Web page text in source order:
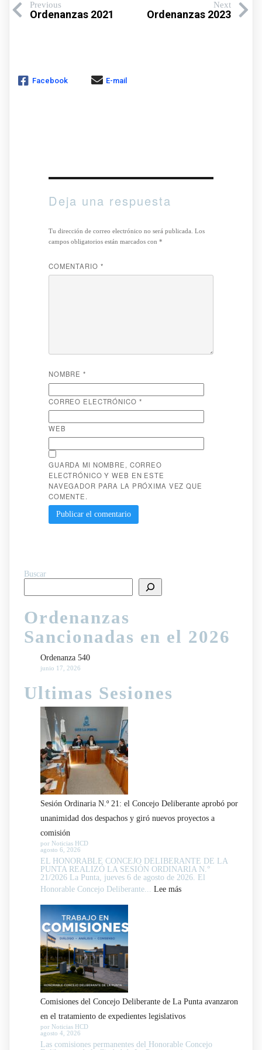
Previous
Ordenanzas 2021
Next
Ordenanzas 2023
Facebook E-mail
Deja una respuesta
Tu dirección de correo electrónico no será publicada. Los
campos obligatorios están marcados con *
COMENTARIO *
NOMBRE*
CORREO ELECTRÓNICO *
WEB
GUARDA MI NOMBRE, CORREO
ELECTRÓNICO Y WEB EN ESTE
NAVEGADOR PARA LA PRÓXIMA VEZ QUE
COMENTE.
Buscar
Ordenanzas
Sancionadas en el 2026
Ordenanza 540
junio 17, 2026
Ultimas Sesiones
Sesión Ordinaria N.º 21: el Concejo Deliberante aprobó por
unanimidad dos despachos y giró nuevos proyectos a
comisión
por Noticias HCD
agosto 6, 2026
EL HONORABLE CONCEJO DELIBERANTE DE LA
PUNTA REALIZÓ LA SESIÓN ORDINARIA N.°
21/2026 La Punta, jueves 6 de agosto de 2026. El
Honorable Concejo Deliberante... Lee más:
aprobó
por
Comisiones del Concejo Deliberante de La Punta avanzaron
en el tratamiento de expedientes legislativos
por Noticias HCD
agosto 4, 2026
Las comisiones permanentes del Honorable Concejo